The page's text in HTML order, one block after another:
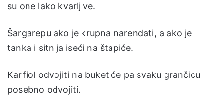
su one lako kvarljive.
Šargarepu ako je krupna narendati, a ako je
tanka i sitnija iseći na štapiće.
Karfiol odvojiti na buketiće pa svaku grančicu
posebno odvojiti.